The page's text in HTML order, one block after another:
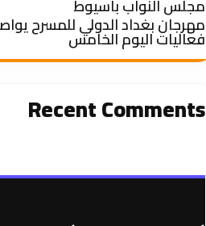
مجلس النواب بأسيوط
مهرجان بغداد الدولي للمسرح
فعاليات اليوم الخامس
Recent Comments